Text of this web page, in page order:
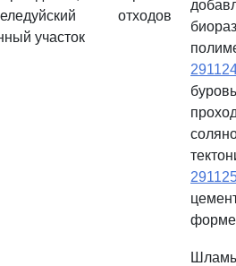
участок
отходов